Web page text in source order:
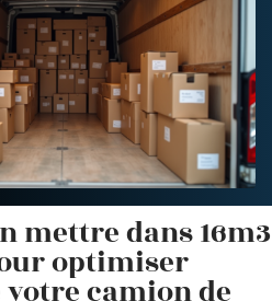
mettre dans 16m3
optimiser
votre camion de